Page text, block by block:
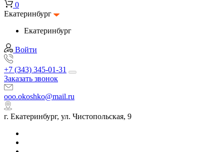
0
Екатеринбург
Екатеринбург
Войти
+7 (343) 345-01-31
Заказать звонок
ooo.okoshko@mail.ru
г. Екатеринбург, ул. Чистопольская, 9